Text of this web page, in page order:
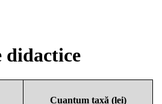
didactice
Cuantum taxă (lei)